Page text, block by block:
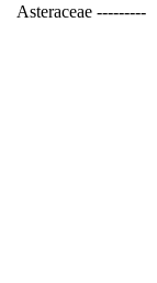
---------